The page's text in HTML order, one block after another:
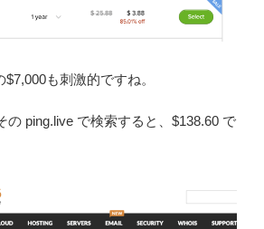
も刺激的ですね。
の ping.live で検索すると、$138.60 で